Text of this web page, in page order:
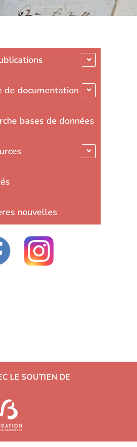
de documentation
bases de données
nouvelles
LE SOUTIEN DE